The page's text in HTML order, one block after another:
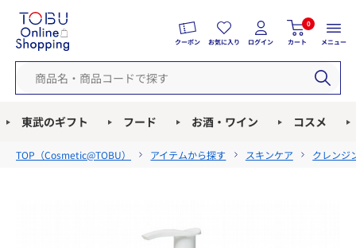
クーポン お気に入り ログイン
0
カート メニュー
東武のギフト フード お酒・ワイン コスメ
TOP（Cosmetic@TOBU） アイテムから探す スキンケア クレンジ